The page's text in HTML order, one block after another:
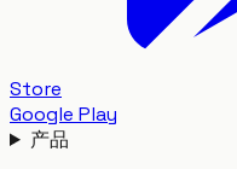
Store
Google Play
产品